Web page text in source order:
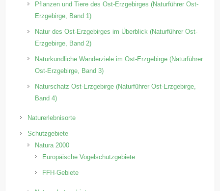
Pflanzen und Tiere des Ost-Erzgebirges (Naturführer Ost-
Erzgebirge, Band 1)
Natur des Ost-Erzgebirges im Überblick (Naturführer Ost-
Erzgebirge, Band 2)
Naturkundliche Wanderziele im Ost-Erzgebirge (Naturführer
Ost-Erzgebirge, Band 3)
Naturschatz Ost-Erzgebirge (Naturführer Ost-Erzgebirge,
Band 4)
Naturerlebnisorte
Schutzgebiete
Natura 2000
Europäische Vogelschutzgebiete
FFH-Gebiete